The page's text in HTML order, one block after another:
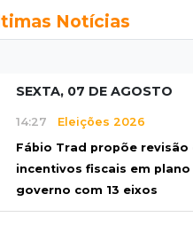
Notícias
SEXTA, 07 DE AGOSTO
14:27 Eleições 2026
Fábio Trad propõe revisão
incentivos fiscais em plano
governo com 13 eixos